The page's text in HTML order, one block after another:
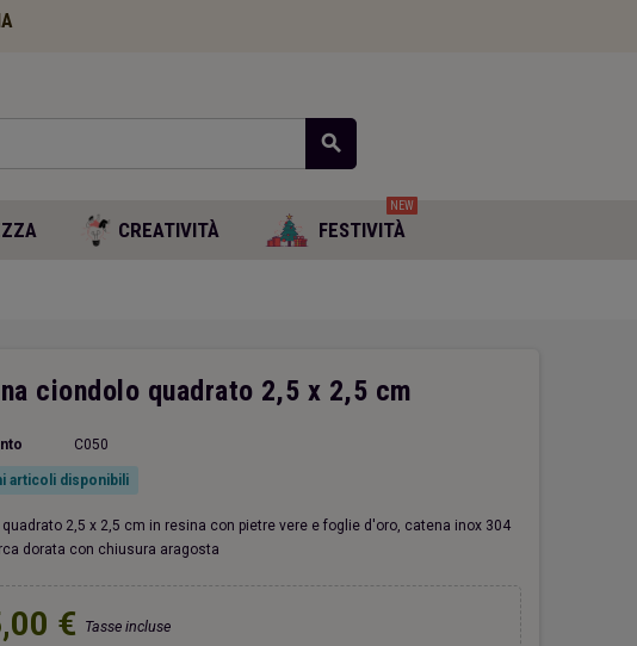
search
CREATIVITÀ FESTIVITÀ
NEW
ciondolo quadrato 2,5 x 2,5 cm
C050
articoli disponibili
quadrato 2,5 x 2,5 cm in resina con pietre vere e foglie d'oro, catena inox 304
dorata con chiusura aragosta
€ Tasse incluse